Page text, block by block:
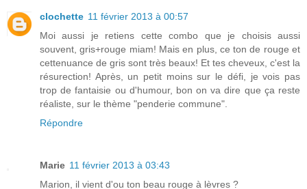
clochette 11 février 2013 à 00:57
Moi aussi je retiens cette combo que je choisis aussi
souvent, gris+rouge miam! Mais en plus, ce ton de rouge et
cettenuance de gris sont très beaux! Et tes cheveux, c'est la
résurection! Après, un petit moins sur le défi, je vois pas
trop de fantaisie ou d'humour, bon on va dire que ça reste
réaliste, sur le thème "penderie commune".
Répondre
Marie 11 février 2013 à 03:43
Marion, il vient d'ou ton beau rouge à lèvres ?